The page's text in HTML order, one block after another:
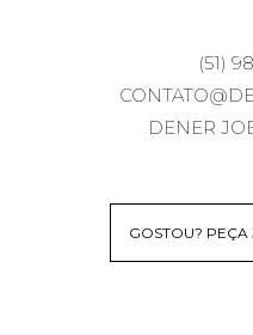
(51)
DENER
GOSTOU? PEÇA